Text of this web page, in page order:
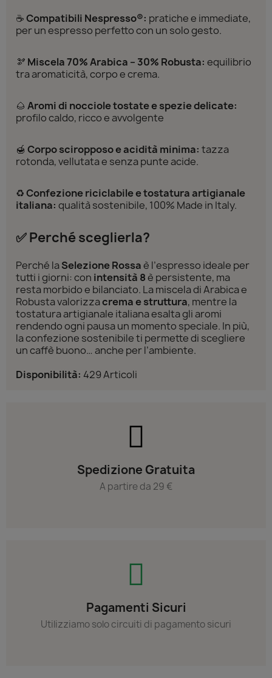
☕Compatibili Nespresso®: pratiche e immediate,
per un espresso perfetto con un solo gesto.
🫘 Miscela 70% Arabica – 30% Robusta: equilibrio
tra aromaticità, corpo e crema.
🌰 Aromi di nocciole tostate e spezie delicate:
profilo caldo, ricco e avvolgente
🍯 Corpo sciropposo e acidità minima: tazza
rotonda, vellutata e senza punte acide.
♻️Confezione riciclabile e tostatura artigianale
italiana: qualità sostenibile, 100% Made in Italy.
✅ Perché sceglierla?
Perché laSelezione Rossaè l’espresso ideale per
tutti i giorni: con intensità 8è persistente, ma
resta morbido e bilanciato. La miscela di Arabica e
Robusta valorizzacrema e struttura, mentre la
tostatura artigianale italiana esalta gli aromi
rendendo ogni pausa un momento speciale. In più,
la confezione sostenibile ti permette di scegliere
un caffè buono… anche per l’ambiente.
Disponibilità: 429 Articoli
Spedizione Gratuita
A partire da 29 €
Pagamenti Sicuri
Utilizziamo solo circuiti di pagamento sicuri